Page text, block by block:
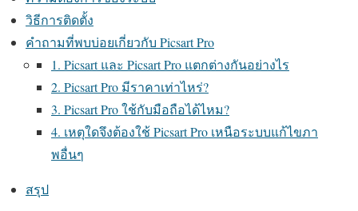
วิธีการติดตั้ง
คำถามที่พบบ่อยเกี่ยวกับ Picsart Pro
1. Picsart และ Picsart Pro แตกต่างกันอย่างไร
2. Picsart Pro มีราคาเท่าไหร่?
3. Picsart Pro ใช้กับมือถือได้ไหม?
4. เหตุใดจึงต้องใช้ Picsart Pro เหนือระบบแก้ไขภา
พอื่นๆ
สรุป